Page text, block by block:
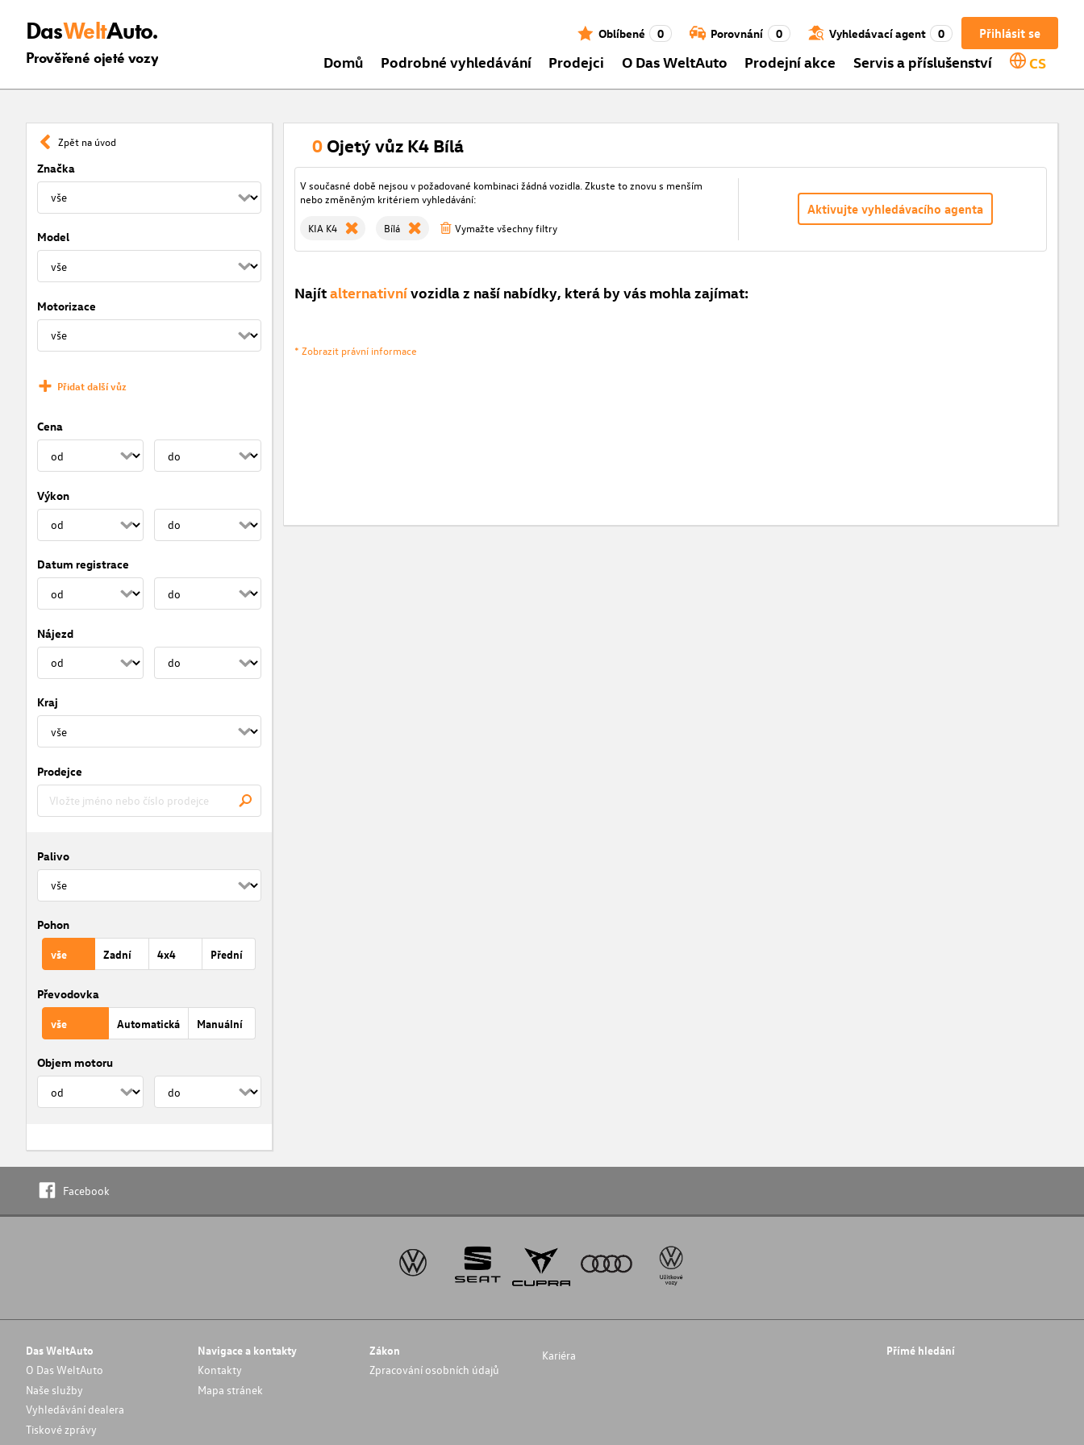
DasWeltAuto.
Prověřené ojeté vozy
Přihlásit se
Oblíbené 0 Porovnání 0 Vyhledávací agent 0
Domů Podrobné vyhledávání Prodejci O Das WeltAuto Prodejní akce Servis a příslušenství CS
Zpět na úvod
Značka
Model
Motorizace
Přidat další vůz
Cena
Výkon
Datum registrace
Nájezd
Kraj
Prodejce
Palivo
Pohon
vše Zadní 4x4 Přední
Převodovka
vše Automatická Manuální
Objem motoru
0 Ojetý vůz K4 Bílá
V současné době nejsou v požadované kombinaci žádná vozidla. Zkuste to znovu s menším
nebo změněným kritériem vyhledávání:
KIA K4 Bílá Vymažte všechny filtry
Aktivujte vyhledávacího agenta
Najítalternativnívozidla z naší nabídky, která by vás mohla zajímat:
* Zobrazit právní informace
Facebook
Das WeltAuto
O Das WeltAuto
Naše služby
Vyhledávání dealera
Tiskové zprávy
Navigace a kontakty
Kontakty
Mapa stránek
Zákon
Zpracování osobních údajů
Kariéra Přímé hledání